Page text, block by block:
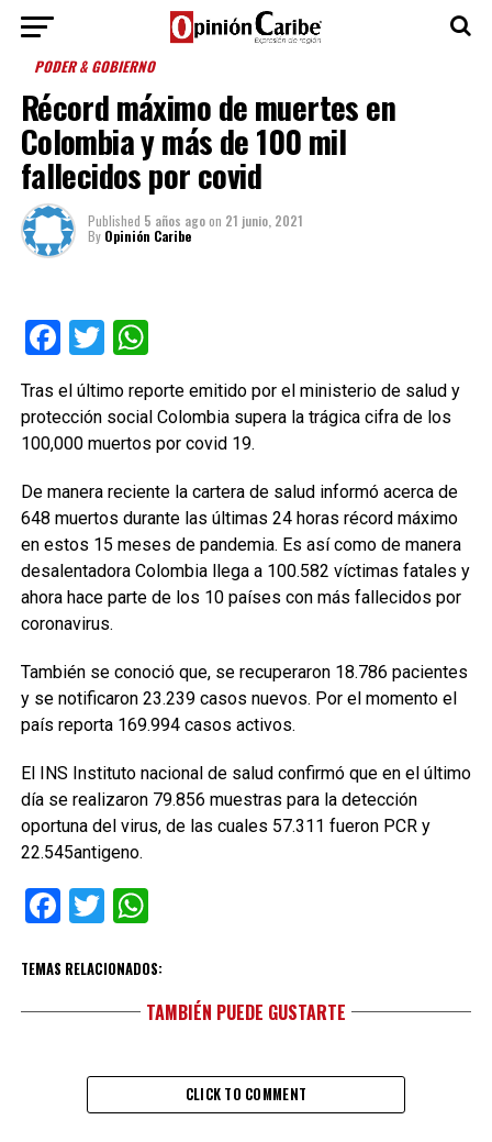
PODER & GOBIERNO
Récord máximo de muertes en
Colombia y más de 100 mil
fallecidos por covid
Published 5 años agoon 21 junio, 2021
By Opinión Caribe
Facebook
TwitterWhatsApp
Tras el último reporte emitido por el ministerio de salud y
protección social Colombia supera la trágica cifra de los
100,000 muertos por covid 19.
De manera reciente la cartera de salud informó acerca de
648 muertos durante las últimas 24 horas récord máximo
en estos 15 meses de pandemia. Es así como de manera
desalentadora Colombia llega a 100.582 víctimas fatales y
ahora hace parte de los 10 países con más fallecidos por
coronavirus.
También se conoció que, se recuperaron 18.786 pacientes
y se notificaron 23.239 casos nuevos. Por el momento el
país reporta 169.994 casos activos.
El INS Instituto nacional de salud confirmó que en el último
día se realizaron 79.856 muestras para la detección
oportuna del virus, de las cuales 57.311 fueron PCR y
22.545antigeno.
Facebook
TwitterWhatsApp
TEMAS RELACIONADOS:
TAMBIÉN PUEDE GUSTARTE
CLICK TO COMMENT